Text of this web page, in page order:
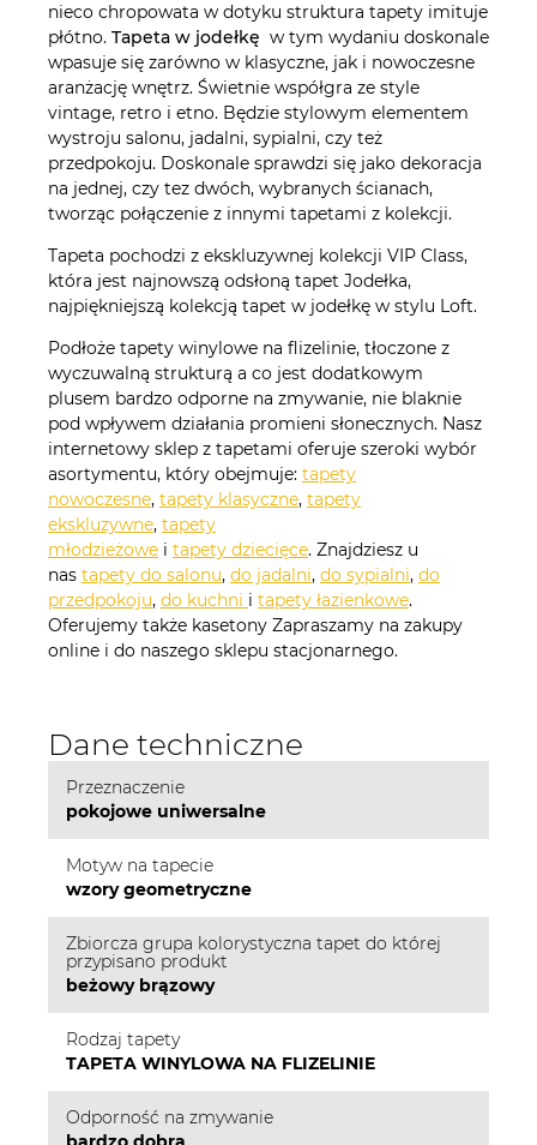
nieco chropowata w dotyku struktura tapety imituje
płótno. Tapeta w jodełkę w tym wydaniu doskonale
wpasuje się zarówno w klasyczne, jak i nowoczesne
aranżację wnętrz. Świetnie współgra ze style
vintage, retro i etno. Będzie stylowym elementem
wystroju salonu, jadalni, sypialni, czy też
przedpokoju. Doskonale sprawdzi się jako dekoracja
na jednej, czy tez dwóch, wybranych ścianach,
tworząc połączenie z innymi tapetami z kolekcji.
Tapeta pochodzi z ekskluzywnej kolekcji VIP Class,
która jest najnowszą odsłoną tapet Jodełka,
najpiękniejszą kolekcją tapet w jodełkę w stylu Loft.
Podłoże tapety winylowe na flizelinie, tłoczone z
wyczuwalną strukturą a co jest dodatkowym
plusem bardzo odporne na zmywanie, nie blaknie
pod wpływem działania promieni słonecznych. Nasz
internetowy sklep z tapetami oferuje szeroki wybór
asortymentu, który obejmuje: tapety
nowoczesne, tapety klasyczne, tapety
ekskluzywne, tapety
młodzieżowe i tapety dziecięce. Znajdziesz u
nas tapety do salonu, do jadalni, do sypialni, do
przedpokoju, do kuchni i tapety łazienkowe.
Oferujemy także kasetony Zapraszamy na zakupy
online i do naszego sklepu stacjonarnego.
Dane techniczne
Przeznaczenie
pokojowe uniwersalne
Motyw na tapecie
wzory geometryczne
Zbiorcza grupa kolorystyczna tapet do której
przypisano produkt
beżowy brązowy
Rodzaj tapety
TAPETA WINYLOWA NA FLIZELINIE
Odporność na zmywanie